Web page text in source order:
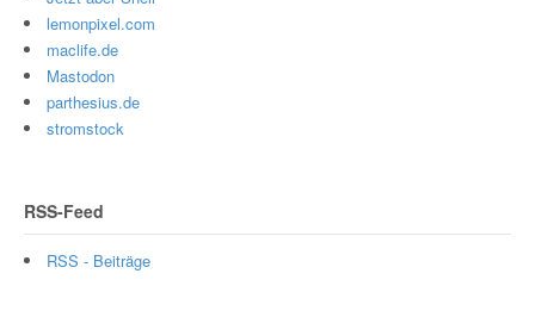
lemonpixel.com
maclife.de
Mastodon
parthesius.de
stromstock
RSS-Feed
RSS - Beiträge